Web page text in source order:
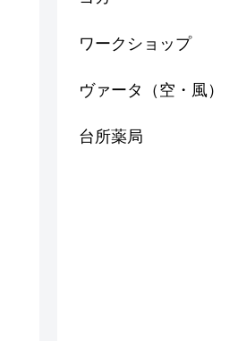
ワークショップ
ヴァータ（空・風）
台所薬局